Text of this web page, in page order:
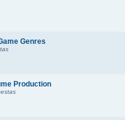
Genres
Production